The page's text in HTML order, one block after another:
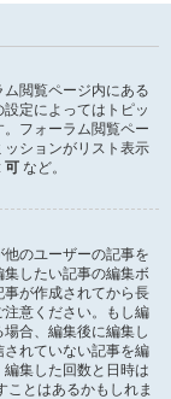
閲覧ページ内にある
定によってはトピッ
フォーラム閲覧ペー
ションがリスト表示
可 など。
のユーザーの記事を
したい記事の編集ボ
が作成されてから長
意ください。もし編
合、編集後に編集し
れていない記事を編
集した回数と日時は
ことはあるかもしれま